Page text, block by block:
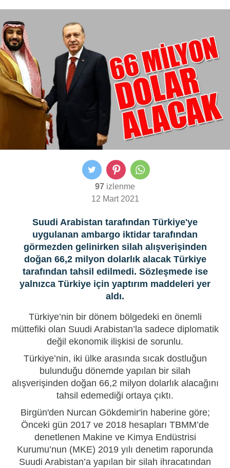
97 izlenme
12 Mart 2021
Suudi Arabistan tarafından Türkiye'ye
uygulanan ambargo iktidar tarafından
görmezden gelinirken silah alışverişinden
doğan 66,2 milyon dolarlık alacak Türkiye
tarafından tahsil edilmedi. Sözleşmede ise
yalnızca Türkiye için yaptırım maddeleri yer
aldı.
Türkiye’nin bir dönem bölgedeki en önemli
müttefiki olan Suudi Arabistan’la sadece diplomatik
değil ekonomik ilişkisi de sorunlu.
Türkiye’nin, iki ülke arasında sıcak dostluğun
bulunduğu dönemde yapılan bir silah
alışverişinden doğan 66,2 milyon dolarlık alacağını
tahsil edemediği ortaya çıktı.
Birgün'den Nurcan Gökdemir'in haberine göre;
Önceki gün 2017 ve 2018 hesapları TBMM’de
denetlenen Makine ve Kimya Endüstrisi
Kurumu’nun (MKE) 2019 yılı denetim raporunda
Suudi Arabistan’a yapılan bir silah ihracatından